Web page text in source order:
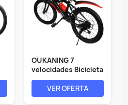
OUKANING 7
velocidades Bicicleta
de montaña de...
VER OFERTA